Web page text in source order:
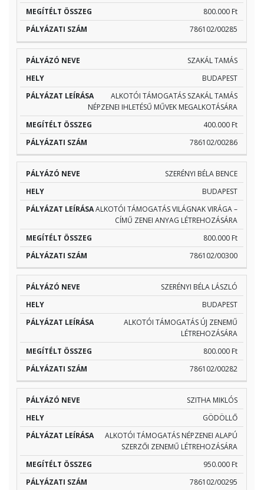
800.000 Ft
786102/00285
SZAKÁL TAMÁS
BUDAPEST
ALKOTÓI TÁMOGATÁS SZAKÁL TAMÁS
NÉPZENEI IHLETÉSŰ MŰVEK MEGALKOTÁSÁRA
400.000 Ft
786102/00286
SZERÉNYI BÉLA BENCE
BUDAPEST
ALKOTÓI TÁMOGATÁS VILÁGNAK VIRÁGA –
CÍMŰ ZENEI ANYAG LÉTREHOZÁSÁRA
800.000 Ft
786102/00300
SZERÉNYI BÉLA LÁSZLÓ
BUDAPEST
ALKOTÓI TÁMOGATÁS ÚJ ZENEMŰ
LÉTREHOZÁSÁRA
800.000 Ft
786102/00282
SZITHA MIKLÓS
GÖDÖLLŐ
ALKOTÓI TÁMOGATÁS NÉPZENEI ALAPÚ
SZERZŐI ZENEMŰ LÉTREHOZÁSÁRA
950.000 Ft
786102/00295